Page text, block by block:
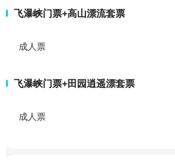
飞瀑峡门票+高山漂流套票
成人票
飞瀑峡门票+田园逍遥漂套票
成人票